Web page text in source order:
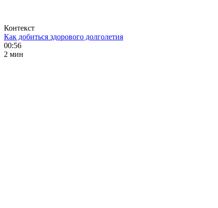
Контекст
Как добиться здорового долголетия
00:56
2 мин